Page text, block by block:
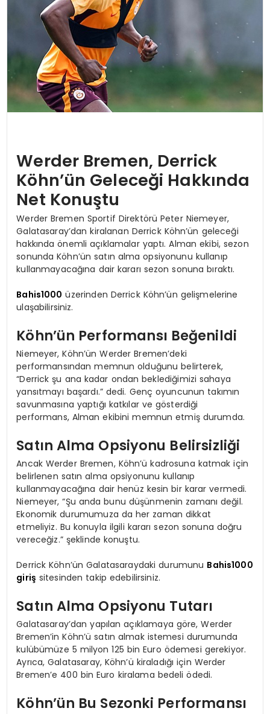
Werder Bremen, Derrick
Köhn’ün Geleceği Hakkında
Net Konuştu
Werder Bremen Sportif Direktörü Peter Niemeyer,
Galatasaray’dan kiralanan Derrick Köhn’ün geleceği
hakkında önemli açıklamalar yaptı. Alman ekibi, sezon
sonunda Köhn’ün satın alma opsiyonunu kullanıp
kullanmayacağına dair kararı sezon sonuna bıraktı.
Bahis1000 üzerinden Derrick Köhn’ün gelişmelerine
ulaşabilirsiniz.
Köhn’ün Performansı Beğenildi
Niemeyer, Köhn’ün Werder Bremen’deki
performansından memnun olduğunu belirterek,
“Derrick şu ana kadar ondan beklediğimizi sahaya
yansıtmayı başardı.” dedi. Genç oyuncunun takımın
savunmasına yaptığı katkılar ve gösterdiği
performans, Alman ekibini memnun etmiş durumda.
Satın Alma Opsiyonu Belirsizliği
Ancak Werder Bremen, Köhn’ü kadrosuna katmak için
belirlenen satın alma opsiyonunu kullanıp
kullanmayacağına dair henüz kesin bir karar vermedi.
Niemeyer, “Şu anda bunu düşünmenin zamanı değil.
Ekonomik durumumuza da her zaman dikkat
etmeliyiz. Bu konuyla ilgili kararı sezon sonuna doğru
vereceğiz.” şeklinde konuştu.
Derrick Köhn’ün Galatasaraydaki durumunu Bahis1000
giriş sitesinden takip edebilirsiniz.
Satın Alma Opsiyonu Tutarı
Galatasaray’dan yapılan açıklamaya göre, Werder
Bremen’in Köhn’ü satın almak istemesi durumunda
kulübümüze 5 milyon 125 bin Euro ödemesi gerekiyor.
Ayrıca, Galatasaray, Köhn’ü kiraladığı için Werder
Bremen’e 400 bin Euro kiralama bedeli ödedi.
Köhn’ün Bu Sezonki Performansı